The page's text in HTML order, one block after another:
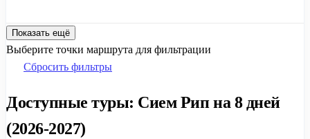
Показать ещё
Выберите точки маршрута для фильтрации
Сбросить фильтры
Доступные туры: Сием Рип на 8 дней
(2026-2027)